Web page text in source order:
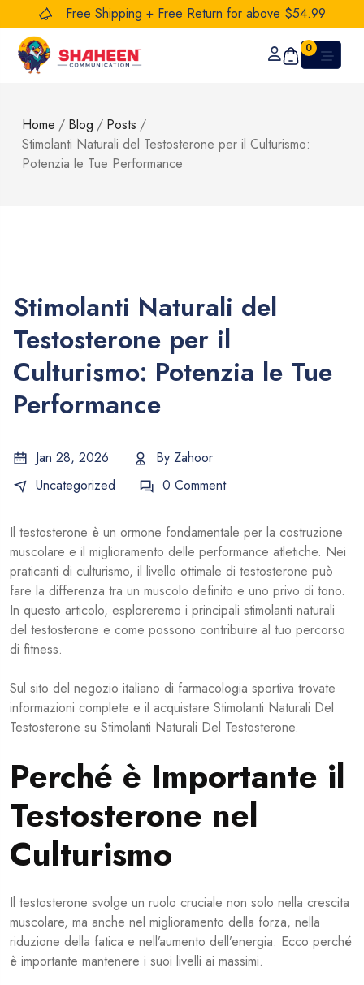
Free Shipping + Free Return for above $54.99
0
Home / Blog / Posts /
Stimolanti Naturali del Testosterone per il Culturismo:
Potenzia le Tue Performance
Stimolanti Naturali del
Testosterone per il
Culturismo: Potenzia le Tue
Performance
Jan 28, 2026 By Zahoor
Uncategorized
0 Comment
Il testosterone è un ormone fondamentale per la costruzione
muscolare e il miglioramento delle performance atletiche. Nei
praticanti di culturismo, il livello ottimale di testosterone può
fare la differenza tra un muscolo definito e uno privo di tono.
In questo articolo, esploreremo i principali stimolanti naturali
del testosterone e come possono contribuire al tuo percorso
di fitness.
Sul sito del negozio italiano di farmacologia sportiva trovate
informazioni complete e il acquistare Stimolanti Naturali Del
Testosterone su Stimolanti Naturali Del Testosterone.
Perché è Importante il
Testosterone nel
Culturismo
Il testosterone svolge un ruolo cruciale non solo nella crescita
muscolare, ma anche nel miglioramento della forza, nella
riduzione della fatica e nell’aumento dell’energia. Ecco perché
è importante mantenere i suoi livelli ai massimi.